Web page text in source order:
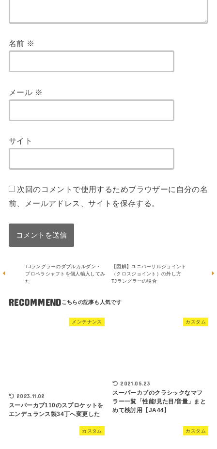
名前 ※
メール ※
サイト
次回のコメントで使用するためブラウザーに自分の名
前、メールアドレス、サイトを保存する。
TJラングラーのダブルカルダン・
プロペラシャフトを個人輸入してみ
た
【図解】ユニバーサルジョイント
（クロスジョイント）の外し方
TJラングラーの場合
RECOMMEND
メンテナンス
2023.11.02
スーパーカブ110のスプロケットを
エンデュランス製34丁へ変更した
カスタム
2021.05.23
スーパーカブのクラシックなマフ
ラー一覧「性能/見た目/音量」まと
めて検討用【JA44】
カスタム カスタム